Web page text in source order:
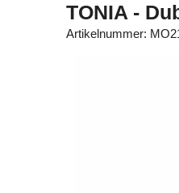
TONIA -
Artikelnummer: